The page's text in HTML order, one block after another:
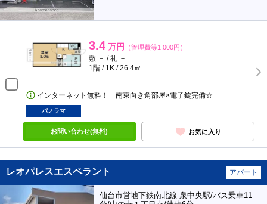
3.4 万円 （管理費等1,000円）
敷 － / 礼 －
1階 / 1K / 26.4㎡
インターネット無料！ 南東向き角部屋×電子錠完備☆
パノラマ
お問い合わせ(無料) お気に入り
レオパレスエスペラント アパート
仙台市営地下鉄南北線 泉中央駅/バス乗車11